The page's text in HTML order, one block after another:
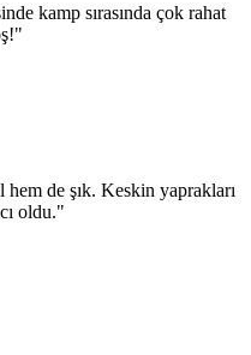
kamp sırasında çok rahat
hem de şık. Keskin yaprakları
oldu."